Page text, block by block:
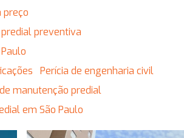
preço
predial preventiva
Perícia de engenharia civil
manutenção predial
em São Paulo